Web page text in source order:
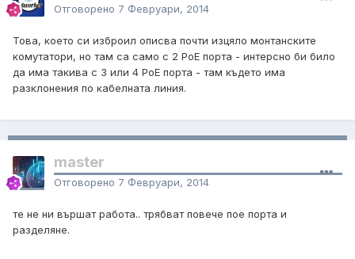
Отговорено 7 Февруари, 2014
Това, което си изброил описва почти изцяло монтанските
комутатори, но там са само с 2 PoE порта - интерсно би било
да има такива с 3 или 4 PoE порта - там където има
разклонения по кабелната линия.
master
Отговорено 7 Февруари, 2014
те не ни вършат работа.. трябват повече пое порта и
разделяне.